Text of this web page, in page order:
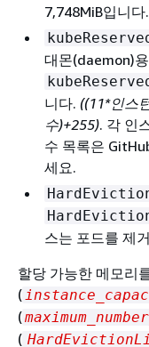
7,748MiB입니다.
대몬(daemon)
니다. ((11*인스
수)+255). 각 인
수 목록은
세요.
스는 포드를 제
할당 가능한 메모리
(
(
(